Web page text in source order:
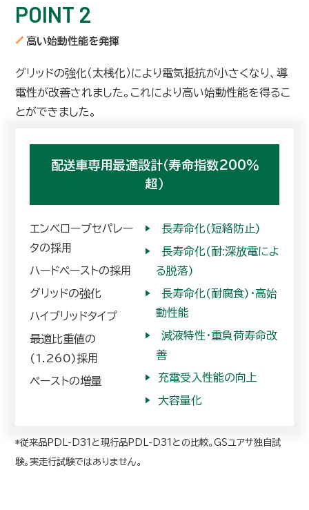
POINT 2
高い始動性能を発揮
グリッドの強化（太桟化）により電気抵抗が小さくなり、導
電性が改善されました。これにより高い始動性能を得るこ
とができました。
配送車専用最適設計（寿命指数200％
超）
エンベローブセパレー
タの採用
ハードペーストの採用
グリッドの強化
ハイブリッドタイプ
最適比重値の
(1.260)採用
ペーストの増量
▶︎長寿命化(短絡防止)
▶︎長寿命化(耐:深放電によ
る脱落)
▶︎長寿命化(耐腐食)・高始
動性能
▶︎減液特性・重負荷寿命改
善
▶︎充電受入性能の向上
▶︎大容量化
*従来品PDL-D31と現行品PDL-D31との比較。GSユアサ独自試
験。実走行試験ではありません。